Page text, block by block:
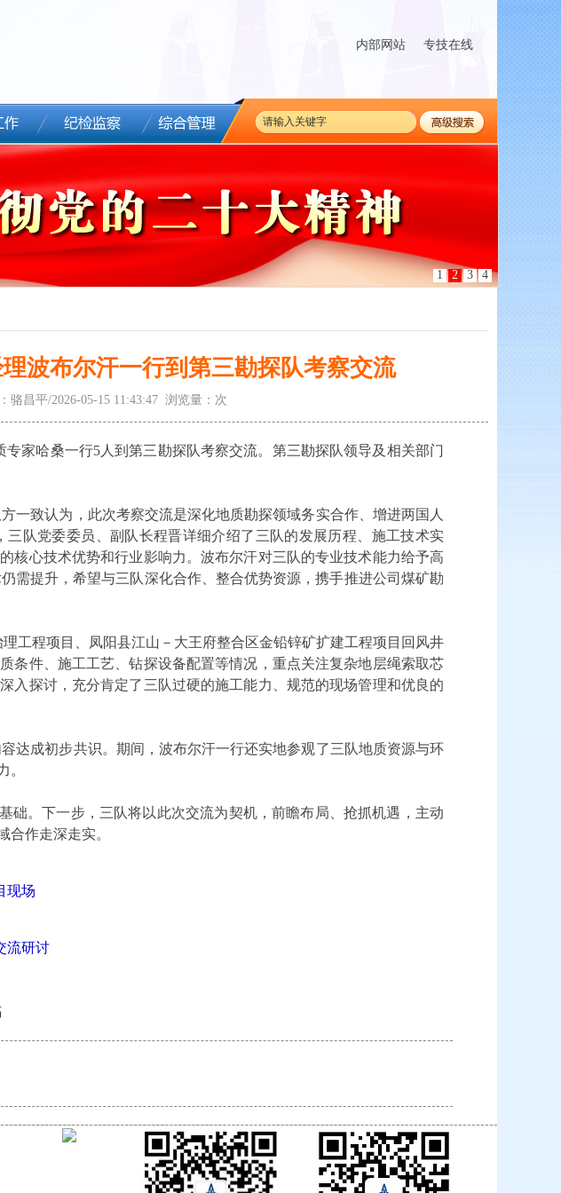
内部网站 专技在线
1 2 3 4
波布尔汗一行到第三勘探队考察交流
骆昌平/2026-05-15 11:43:47 浏览量： 次
家哈桑一行5人到第三勘探队考察交流。第三勘探队领导及相关部门
一致认为，此次考察交流是深化地质勘探领域务实合作、增进两国人
队党委委员、副队长程晋详细介绍了三队的发展历程、施工技术实
核心技术优势和行业影响力。波布尔汗对三队的专业技术能力给予高
需提升，希望与三队深化合作、整合优势资源，携手推进公司煤矿勘
工程项目、凤阳县江山－大王府整合区金铅锌矿扩建工程项目回风井
条件、施工工艺、钻探设备配置等情况，重点关注复杂地层绳索取芯
入探讨，充分肯定了三队过硬的施工能力、规范的现场管理和优良的
达成初步共识。期间，波布尔汗一行还实地参观了三队地质资源与环
。
。下一步，三队将以此次交流为契机，前瞻布局、抢抓机遇，主动
作走深走实。
现场
流研讨